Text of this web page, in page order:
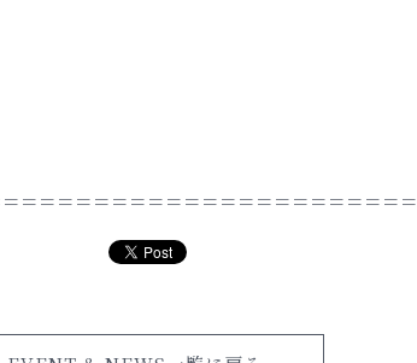
＝＝＝＝＝＝＝＝＝＝＝＝＝＝＝＝＝＝＝＝＝＝